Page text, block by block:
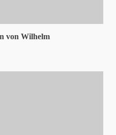
von Wilhelm